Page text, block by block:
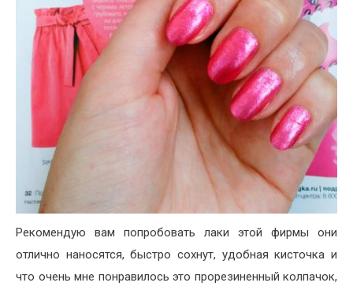
Рекомендую вам попробовать лаки этой фирмы они
отлично наносятся, быстро сохнут, удобная кисточка и
что очень мне понравилось это прорезиненный колпачок,